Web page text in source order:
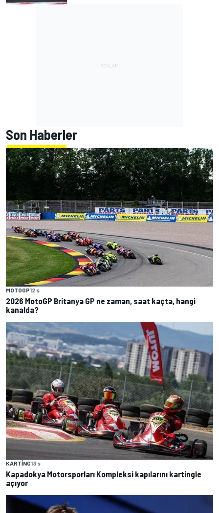
Son Haberler
MOTOGP12 s
2026 MotoGP Britanya GP ne zaman, saat kaçta, hangi
kanalda?
KARTING13 s
Kapadokya Motorsporları Kompleksi kapılarını kartingle
açıyor